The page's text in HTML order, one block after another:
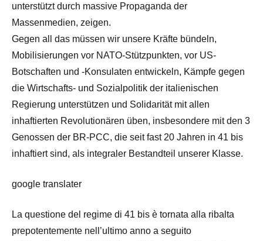
unterstützt durch massive Propaganda der
Massenmedien, zeigen.
Gegen all das müssen wir unsere Kräfte bündeln,
Mobilisierungen vor NATO-Stützpunkten, vor US-
Botschaften und -Konsulaten entwickeln, Kämpfe gegen
die Wirtschafts- und Sozialpolitik der italienischen
Regierung unterstützen und Solidarität mit allen
inhaftierten Revolutionären üben, insbesondere mit den 3
Genossen der BR-PCC, die seit fast 20 Jahren in 41 bis
inhaftiert sind, als integraler Bestandteil unserer Klasse.
google translater
La questione del regime di 41 bis è tornata alla ribalta
prepotentemente nell’ultimo anno a seguito